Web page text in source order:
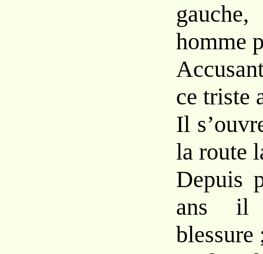
homme
ce triste
Il
la route
Depuis
ans
blessure